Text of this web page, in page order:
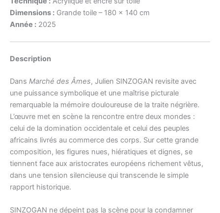
Dimensions : Grande toile – 180 x 140 cm
Année : 2025
Description
Dans Marché des Âmes, Julien SINZOGAN revisite avec
une puissance symbolique et une maîtrise picturale
remarquable la mémoire douloureuse de la traite négrière.
L’œuvre met en scène la rencontre entre deux mondes :
celui de la domination occidentale et celui des peuples
africains livrés au commerce des corps. Sur cette grande
composition, les figures nues, hiératiques et dignes, se
tiennent face aux aristocrates européens richement vêtus,
dans une tension silencieuse qui transcende le simple
rapport historique.
SINZOGAN ne dépeint pas la scène pour la condamner